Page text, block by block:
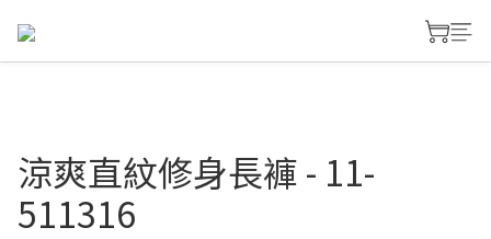
涼爽直紋修身長褲 - 11-
511316